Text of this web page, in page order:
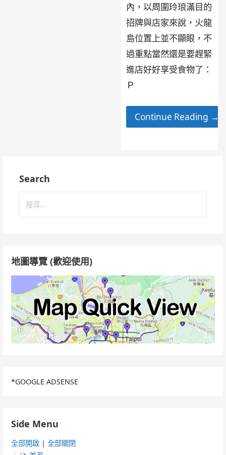
內，以周圍玲琅滿目的
招牌與店家來說，火龍
島位置上並不顯眼，不
過重點當然還是要趕緊
進店好好享受食物了：
Ｐ
Continue Reading →
Search
地圖導覽 (歡迎使用)
*GOOGLE ADSENSE
Side Menu
全部開啟 |全部關閉